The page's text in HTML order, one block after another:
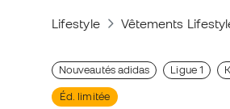
Lifestyle Vêtements
Nouveautés adidas Ligue 1
Éd. limitée